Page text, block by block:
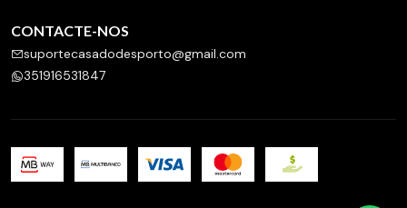
CONTACTE-NOS
suportecasadodesporto@gmail.com
351916531847